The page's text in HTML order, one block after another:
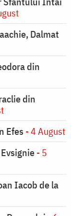
Dalmat
din
din
Efes - 4 August
- 5
Iacob de la